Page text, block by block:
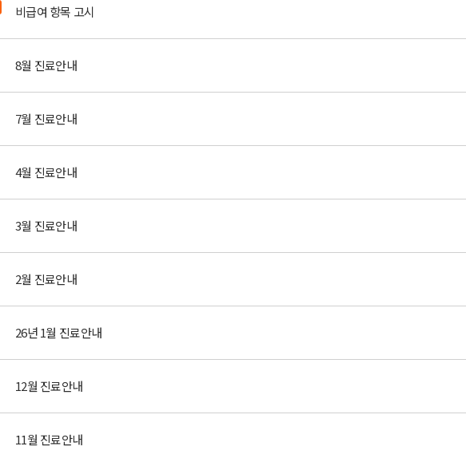
비급여 항목 고시
8월 진료안내
7월 진료안내
4월 진료안내
3월 진료안내
2월 진료안내
26년 1월 진료안내
12월 진료안내
11월 진료안내